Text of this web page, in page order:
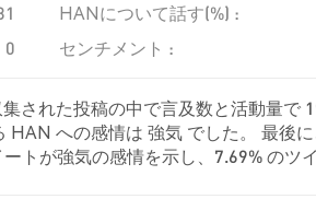
HANについて話す(%) :
0 センチメント :
された投稿の中で言及数と活動量で
への感情は 強気 でした。 最後
トが強気の感情を示し、7.69% のツ